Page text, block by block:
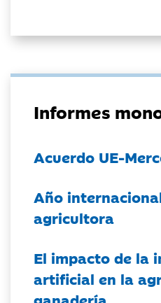
Informes
Acuerdo UE-
Año
agricultora
El impacto de la
artificial en la